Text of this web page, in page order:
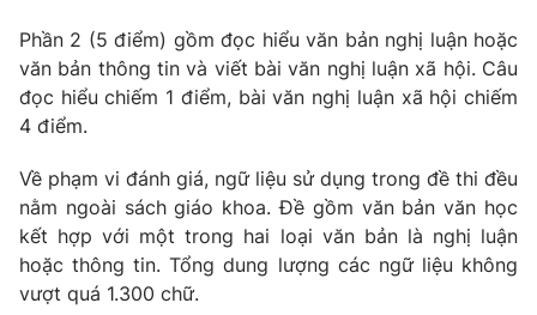
Photo Infographic
VTV Money VTV Thể thao
VTV Sức khoẻ
Phần 2 (5 điểm) gồm đọc hiểu văn bản nghị luận hoặc
văn bản thông tin và viết bài văn nghị luận xã hội. Câu
đọc hiểu chiếm 1 điểm, bài văn nghị luận xã hội chiếm
4 điểm.
Về phạm vi đánh giá, ngữ liệu sử dụng trong đề thi đều
nằm ngoài sách giáo khoa. Đề gồm văn bản văn học
kết hợp với một trong hai loại văn bản là nghị luận
hoặc thông tin. Tổng dung lượng các ngữ liệu không
vượt quá 1.300 chữ.